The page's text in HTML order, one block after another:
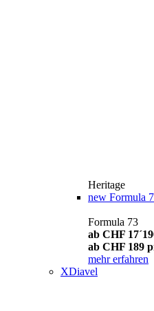
Heritage
new Formula
Formula 73
ab CHF
ab CHF 189
mehr erfahren
XDiavel